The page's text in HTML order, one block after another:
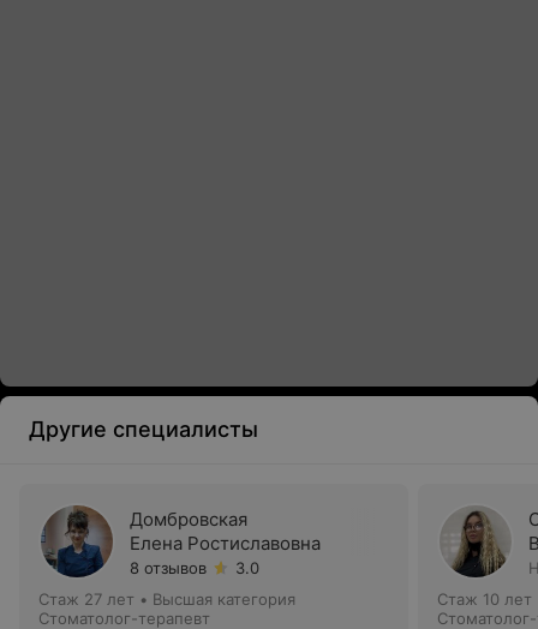
Другие специалисты
Домбровская
Елена Ростиславовна
8 отзывов
3.0
Стаж 27 лет • Высшая категория
Стоматолог-терапевт
Стаж 10 лет